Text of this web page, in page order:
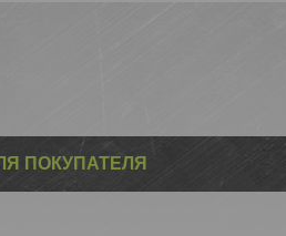
ПОКУПАТЕЛЯ